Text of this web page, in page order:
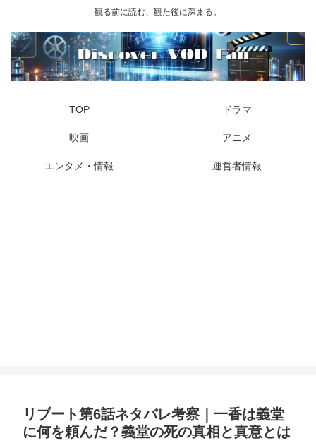
観る前に読む、観た後に深まる。
TOP ドラマ
映画 アニメ
エンタメ・情報 運営者情報
リブート第6話ネタバレ考察｜一香は義堂
に何を頼んだ？義堂の死の真相と真意とは